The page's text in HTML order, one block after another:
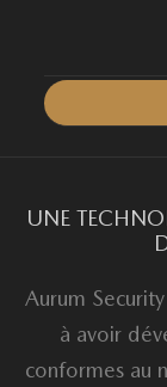
UNE
Aurum
à avoir
conformes au